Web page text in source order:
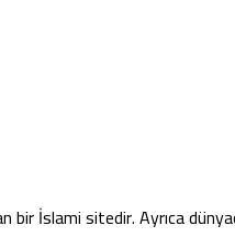
sitedir. Ayrıca